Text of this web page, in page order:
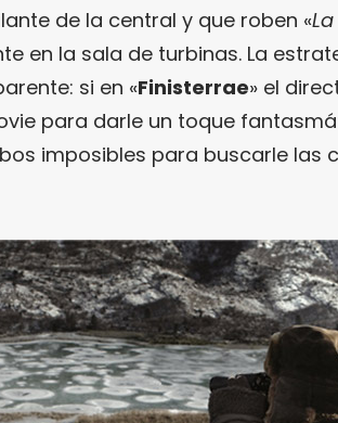
de la central y que roben «
en la sala de turbinas. La
si en «Finisterrae» el
para darle un toque
imposibles para buscarle las